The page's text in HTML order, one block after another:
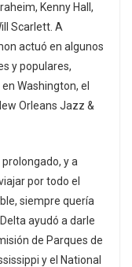
Kenny Hall,
Scarlett. A
actuó en algunos
y populares,
Washington, el
Orleans Jazz &
y a
por todo el
siempre quería
ayudó a darle
de Parques de
y el National